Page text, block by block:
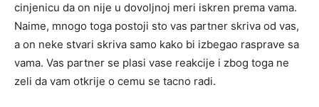
cinjenicu da on nije u dovoljnoj meri iskren prema vama.
Naime, mnogo toga postoji sto vas partner skriva od vas,
a on neke stvari skriva samo kako bi izbegao rasprave sa
vama. Vas partner se plasi vase reakcije i zbog toga ne
zeli da vam otkrije o cemu se tacno radi.